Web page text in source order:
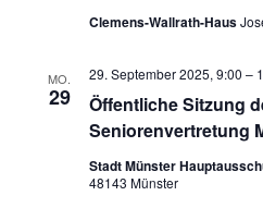
Clemens-Wallrath-Haus
MO.
29
Öffentliche Sitzung
Seniorenvertretung
29. September 2025, 9:00 –
Stadt Münster
48143 Münster